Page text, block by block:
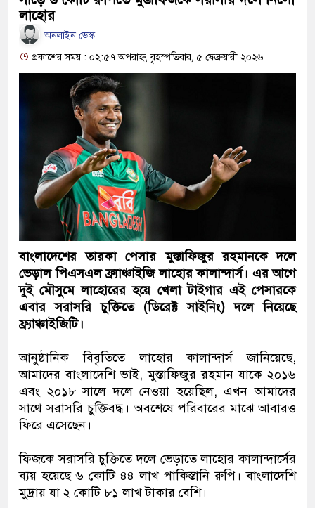
লাহোর
অনলাইন ডেস্ক
প্রকাশের সময় : ০২:৫৭ অপরাহ্ন, বৃহস্পতিবার, ৫ ফেব্রুয়ারী ২০২৬
বাংলাদেশের তারকা পেসার মুস্তাফিজুর রহমানকে দলে
ভেড়াল পিএসএল ফ্র্যাঞ্চাইজি লাহোর কালান্দার্স। এর আগে
দুই মৌসুমে লাহোরের হয়ে খেলা টাইগার এই পেসারকে
এবার সরাসরি চুক্তিতে (ডিরেক্ট সাইনিং) দলে নিয়েছে
ফ্র্যাঞ্চাইজিটি।
আনুষ্ঠানিক বিবৃতিতে লাহোর কালান্দার্স জানিয়েছে,
আমাদের বাংলাদেশি ভাই, মুস্তাফিজুর রহমান যাকে ২০১৬
এবং ২০১৮ সালে দলে নেওয়া হয়েছিল, এখন আমাদের
সাথে সরাসরি চুক্তিবদ্ধ। অবশেষে পরিবারের মাঝে আবারও
ফিরে এসেছেন।
ফিজকে সরাসরি চুক্তিতে দলে ভেড়াতে লাহোর কালান্দার্সের
ব্যয় হয়েছে ৬ কোটি ৪৪ লাখ পাকিস্তানি রুপি। বাংলাদেশি
মুদ্রায় যা ২ কোটি ৮১ লাখ টাকার বেশি।